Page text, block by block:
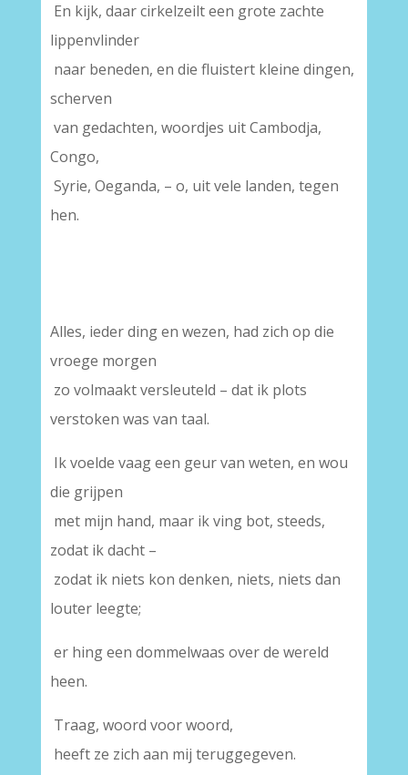
En kijk, daar cirkelzeilt een grote zachte
lippenvlinder
naar beneden, en die fluistert kleine dingen,
scherven
van gedachten, woordjes uit Cambodja,
Congo,
Syrie, Oeganda, – o, uit vele landen, tegen
hen.
Alles, ieder ding en wezen, had zich op die
vroege morgen
zo volmaakt versleuteld – dat ik plots
verstoken was van taal.
Ik voelde vaag een geur van weten, en wou
die grijpen
met mijn hand, maar ik ving bot, steeds,
zodat ik dacht –
zodat ik niets kon denken, niets, niets dan
louter leegte;
er hing een dommelwaas over de wereld
heen.
Traag, woord voor woord,
heeft ze zich aan mij teruggegeven.